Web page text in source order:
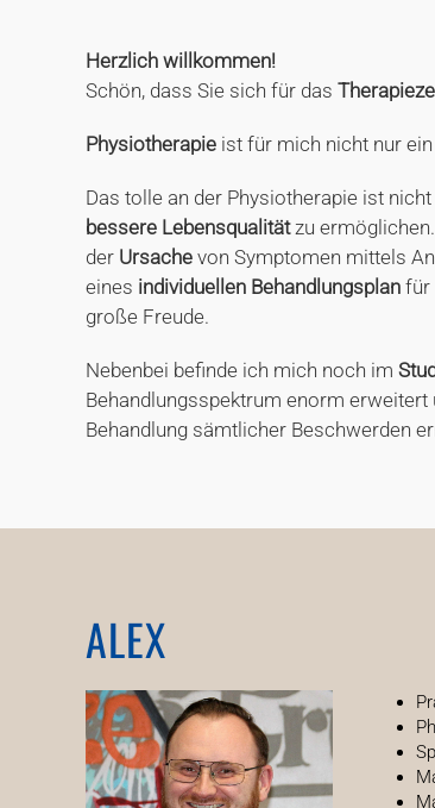
Herzlich willkommen!
Schön, dass Sie sich für das
Physiotherapie ist für mich nicht nur
Das tolle an der Physiotherapie ist
bessere Lebensqualitätzu
der Ursache von Symptomen mittels
eines individuellen Behandlungsplan für
große Freude.
Nebenbei befinde ich mich noch im
Behandlungsspektrum enorm
Behandlung sämtlicher Beschwerden
ALEX